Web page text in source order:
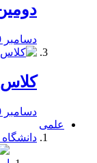
دسامبر 19, 2019
کلاس
دسامبر 19, 2019
علمی
دانشگاه